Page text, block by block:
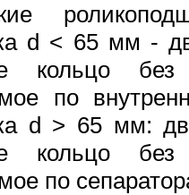
d < 65 мм -
кольцо
по
d > 65 мм:
кольцо
по